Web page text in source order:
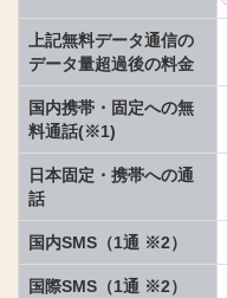
上記無料データ通信の
データ量超過後の料金
国内携帯・固定への無
料通話(※1)
日本固定・携帯への通
話
国内SMS（1通 ※2）
国際SMS（1通 ※2）